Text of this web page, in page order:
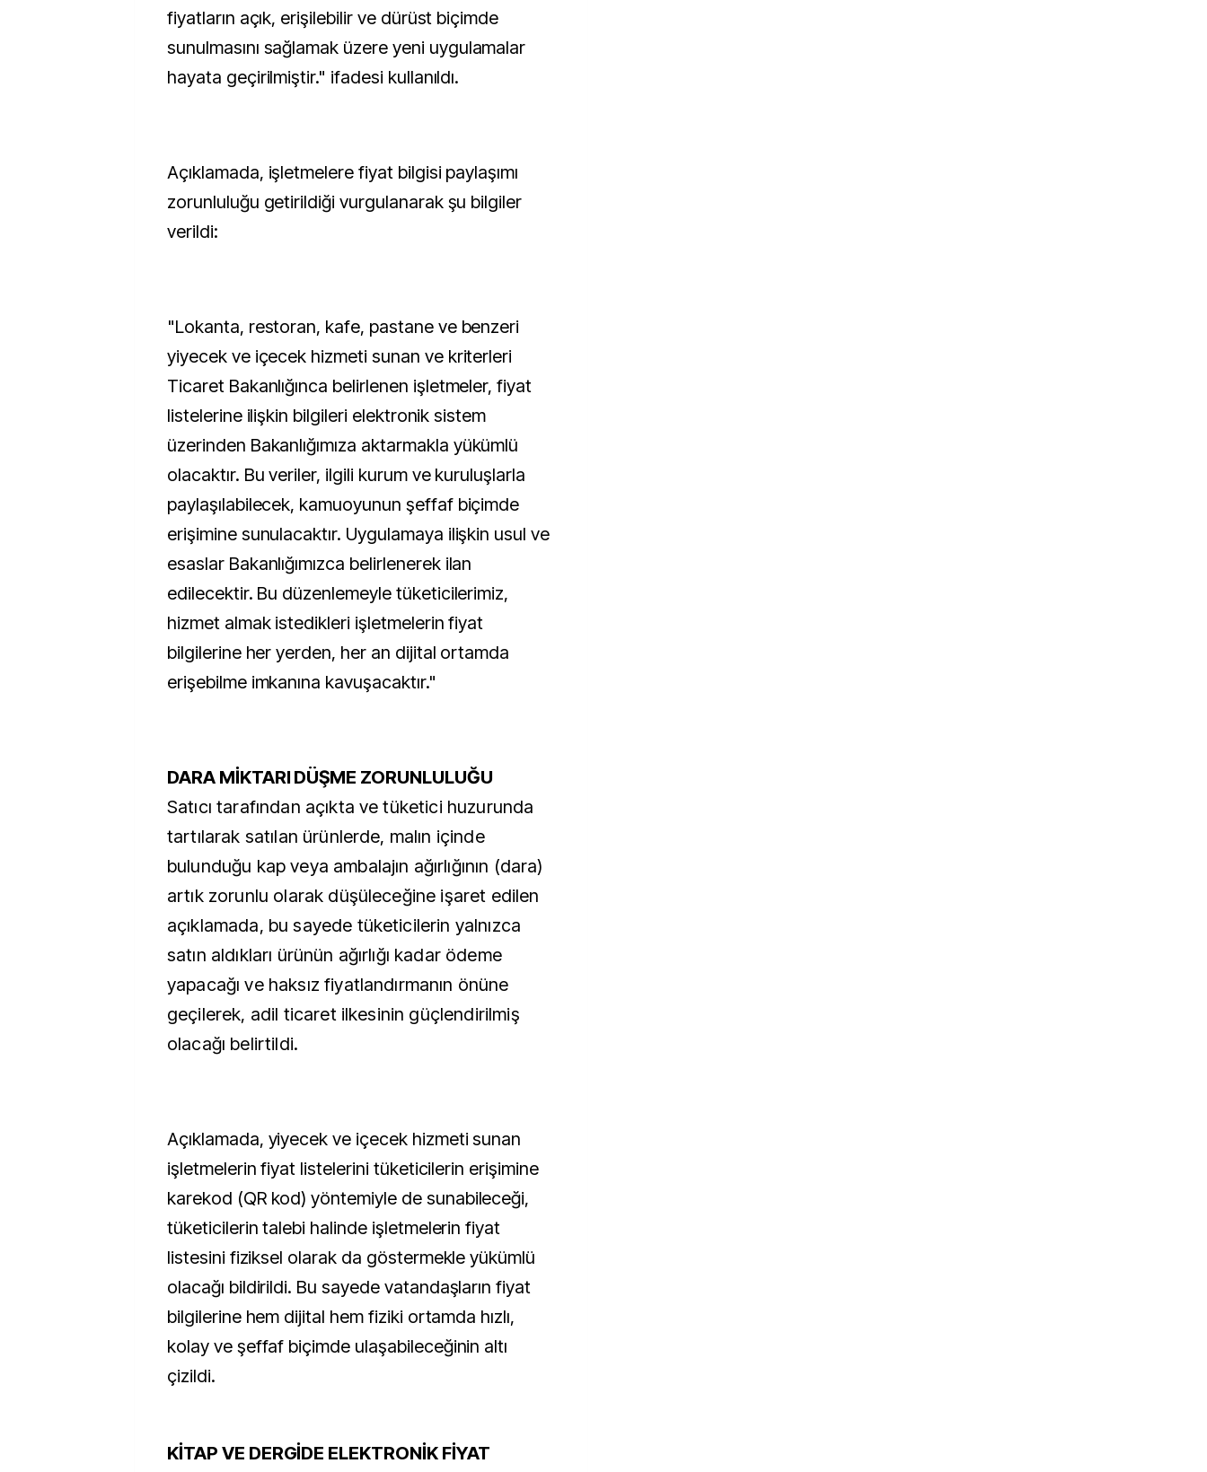
fiyatların açık, erişilebilir ve dürüst biçimde
sunulmasını sağlamak üzere yeni uygulamalar
hayata geçirilmiştir." ifadesi kullanıldı.
Açıklamada, işletmelere fiyat bilgisi paylaşımı
zorunluluğu getirildiği vurgulanarak şu bilgiler
verildi:
"Lokanta, restoran, kafe, pastane ve benzeri
yiyecek ve içecek hizmeti sunan ve kriterleri
Ticaret Bakanlığınca belirlenen işletmeler, fiyat
listelerine ilişkin bilgileri elektronik sistem
üzerinden Bakanlığımıza aktarmakla yükümlü
olacaktır. Bu veriler, ilgili kurum ve kuruluşlarla
paylaşılabilecek, kamuoyunun şeffaf biçimde
erişimine sunulacaktır. Uygulamaya ilişkin usul ve
esaslar Bakanlığımızca belirlenerek ilan
edilecektir. Bu düzenlemeyle tüketicilerimiz,
hizmet almak istedikleri işletmelerin fiyat
bilgilerine her yerden, her an dijital ortamda
erişebilme imkanına kavuşacaktır."
DARA MİKTARI DÜŞME ZORUNLULUĞU
Satıcı tarafından açıkta ve tüketici huzurunda
tartılarak satılan ürünlerde, malın içinde
bulunduğu kap veya ambalajın ağırlığının (dara)
artık zorunlu olarak düşüleceğine işaret edilen
açıklamada, bu sayede tüketicilerin yalnızca
satın aldıkları ürünün ağırlığı kadar ödeme
yapacağı ve haksız fiyatlandırmanın önüne
geçilerek, adil ticaret ilkesinin güçlendirilmiş
olacağı belirtildi.
Açıklamada, yiyecek ve içecek hizmeti sunan
işletmelerin fiyat listelerini tüketicilerin erişimine
karekod (QR kod) yöntemiyle de sunabileceği,
tüketicilerin talebi halinde işletmelerin fiyat
listesini fiziksel olarak da göstermekle yükümlü
olacağı bildirildi. Bu sayede vatandaşların fiyat
bilgilerine hem dijital hem fiziki ortamda hızlı,
kolay ve şeffaf biçimde ulaşabileceğinin altı
çizildi.
KİTAP VE DERGİDE ELEKTRONİK FİYAT